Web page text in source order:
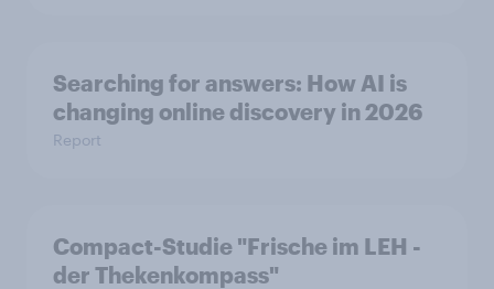
Searching for answers: How AI is
changing online discovery in 2026
Report
Compact-Studie "Frische im LEH -
der Thekenkompass"